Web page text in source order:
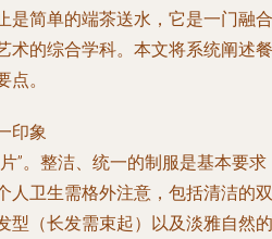
是简单的端茶送水，它是一门融合
术的综合学科。本文将系统阐述餐
。
印象
”。整洁、统一的制服是基本要求
人卫生需格外注意，包括清洁的双
型（长发需束起）以及淡雅自然的